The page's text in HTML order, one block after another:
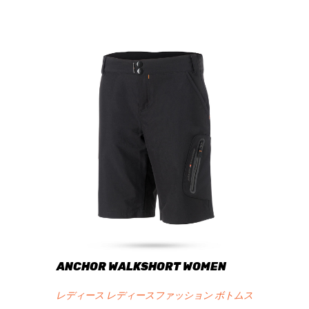
ANCHOR WALKSHORT WOMEN
レディース レディースファッション ボトムス